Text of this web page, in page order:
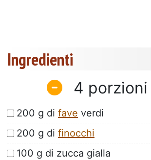
Ingredienti
4
200 g di fave verdi
200 g di finocchi
100 g di zucca gialla